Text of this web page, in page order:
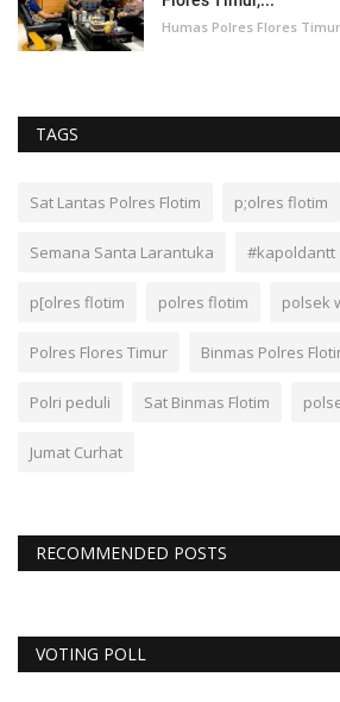
Humas Polres Flores Timur
TAGS
Sat Lantas Polres Flotim p;olres flotim
Semana Santa Larantuka #kapoldantt
p[olres flotim polres flotim polsek
Polres Flores Timur Binmas Polres
Polri peduli Sat Binmas Flotim
Jumat Curhat
RECOMMENDED POSTS
VOTING POLL